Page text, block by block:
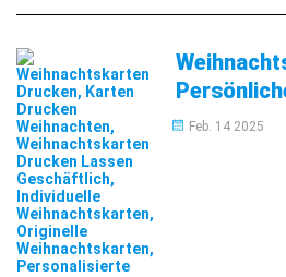
Feb. 14 2025